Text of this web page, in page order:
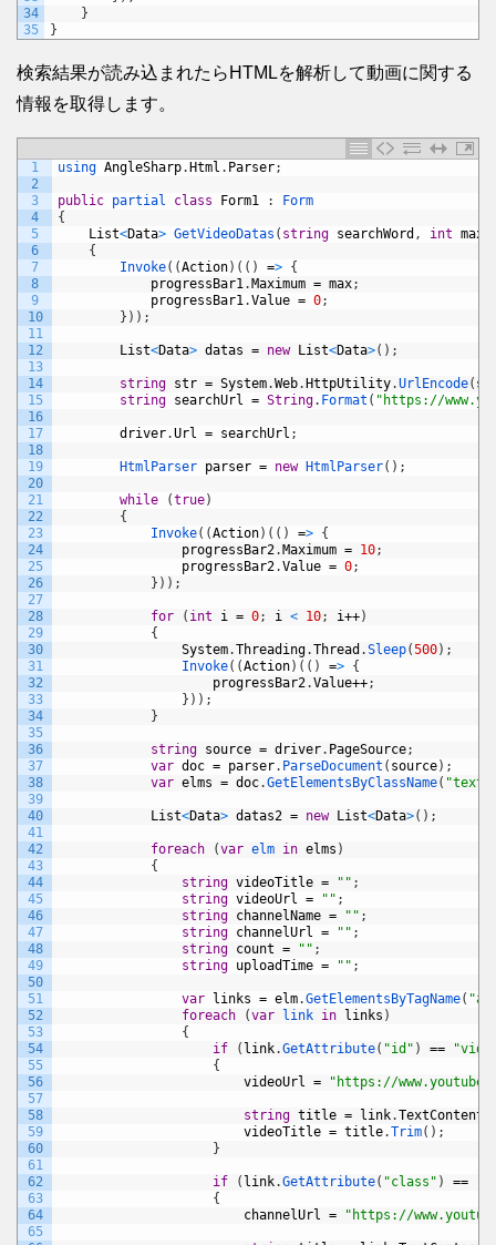
34
35
}
}
検索結果が読み込まれたらHTMLを解析して動画に関する
情報を取得します。
1
2
3
4
5
6
7
8
9
10
11
12
13
14
15
16
17
18
19
20
21
22
23
24
25
26
27
28
29
30
31
32
33
34
35
36
37
38
39
40
41
42
43
44
45
46
47
48
49
50
51
52
53
54
55
56
57
58
59
60
61
62
63
64
65
using AngleSharp. Html . Parser;
public partial class Form1 :
Form
{
List<Data> GetVideoDatas ( string searchWord , int max
{
Invoke( (Action) ( ( ) => {
progressBar1. Maximum = max;
progressBar1.Value = 0;
} ) ) ;
List<Data> datas = new List<Data>( ) ;
string str = System.Web. HttpUtility.UrlEncode(
string searchUrl = String. Format ( "https://
driver.Url = searchUrl ;
HtmlParser parser = new HtmlParser( ) ;
while (true)
{
Invoke( (Action) ( ( ) => {
progressBar2. Maximum = 10;
progressBar2.Value = 0;
} ) ) ;
for ( int i = 0; i < 10; i++)
{
System.Threading.Thread .Sleep(500) ;
Invoke( (Action) ( ( ) => {
progressBar2.Value++;
} ) ) ;
}
string source = driver. PageSource;
var doc = parser. ParseDocument ( source) ;
var elms = doc.GetElementsByClassName( "text-
List<Data> datas2 = new List<Data>( ) ;
foreach (var elm in elms )
{
string videoTitle = "" ;
string videoUrl = "" ;
string channelName = "" ;
string channelUrl = "" ;
string count = "" ;
string uploadTime = "" ;
var links = elm.GetElementsByTagName( "a"
foreach
(var link in links )
{
if
( link.GetAttribute( "id" ) ==
{
videoUrl = "https://
string title = link.TextContent
videoTitle = title.Trim( ) ;
}
if ( link.GetAttribute( "class" ) ==
{
channelUrl = "https://